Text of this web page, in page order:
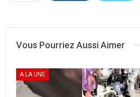
Vous Pourriez Aussi Aimer
A LA UNE